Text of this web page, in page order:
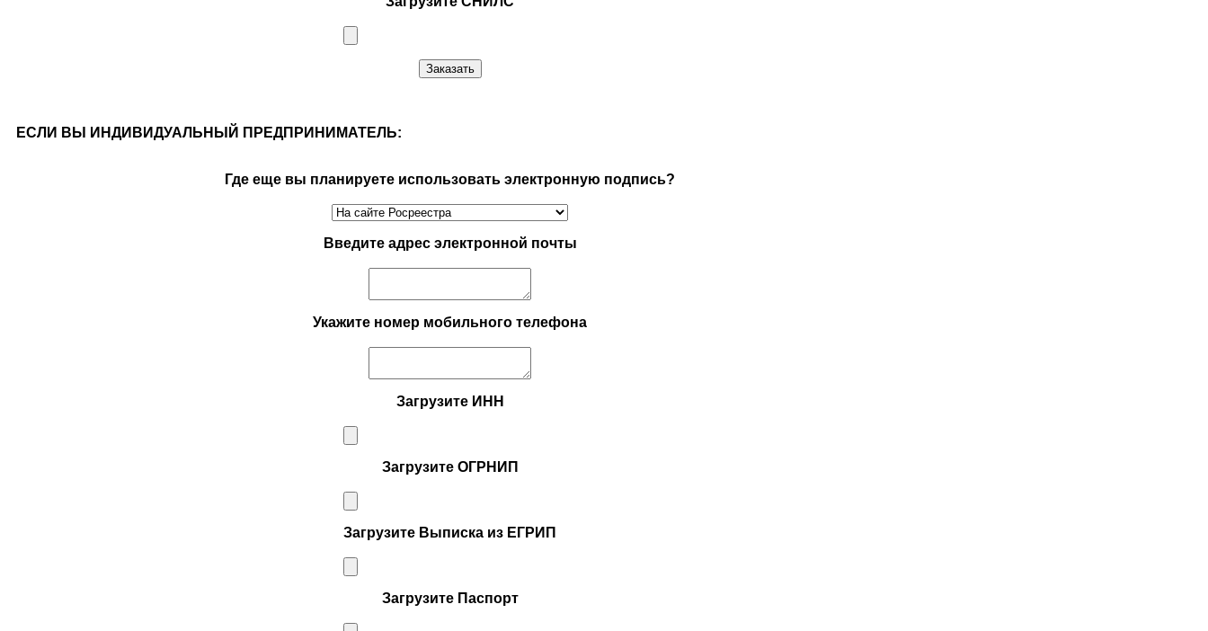
ЕСЛИ ВЫ ИНДИВИДУАЛЬНЫЙ ПРЕДПРИНИМАТЕЛЬ:
Где еще вы планируете использовать электронную подпись?
Введите адрес электронной почты
Укажите номер мобильного телефона
Загрузите ИНН
Загрузите ОГРНИП
Загрузите Выписка из ЕГРИП
Загрузите Паспорт